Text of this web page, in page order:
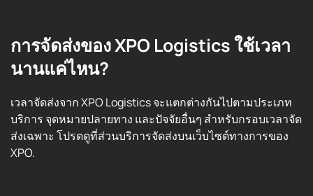
การจัดส่งของ XPO Logistics ใช้เวลา
นานแค่ไหน?
เวลาจัดส่งจาก XPO Logistics จะแตกต่างกันไปตามประเภท
บริการ จุดหมายปลายทาง และปัจจัยอื่นๆ สำหรับกรอบเวลาจัด
ส่งเฉพาะ โปรดดูที่ส่วนบริการจัดส่งบนเว็บไซต์ทางการของ
XPO.